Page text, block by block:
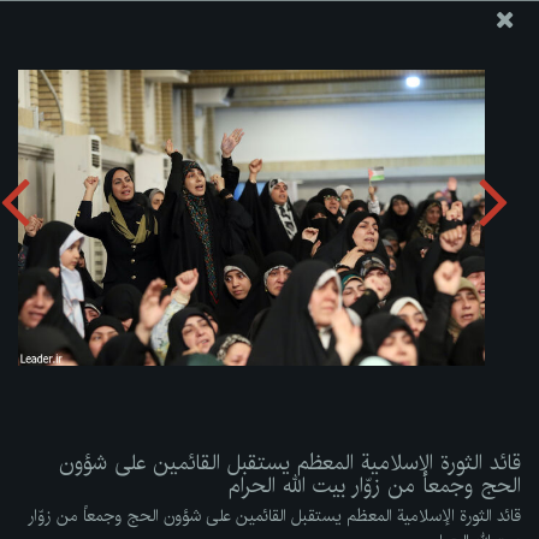
قائد الثورة الإسلامية المعظم يستقبل القائمين على شؤون الحج
وجمعاً من زوّار بيت الله الحرام
تحميل الألبوم: zip
قائد الثورة الإسلامية المعظم يستقبل القائمين على شؤون
الحج وجمعاً من زوّار بيت الله الحرام
قائد الثورة الإسلامية المعظم يستقبل القائمين على شؤون الحج وجمعاً من زوّار